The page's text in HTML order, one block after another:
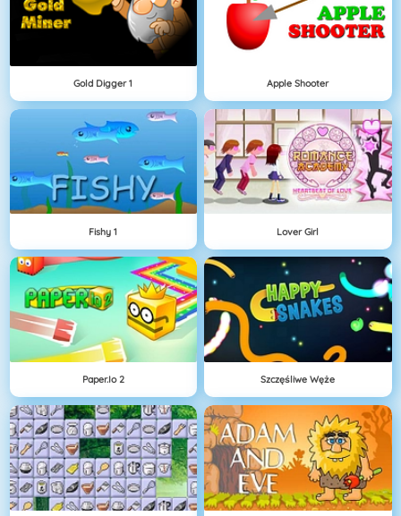
Gold Digger 1 Apple Shooter
Fishy 1 Lover Girl
Paper.io 2 Szczęśliwe Węże